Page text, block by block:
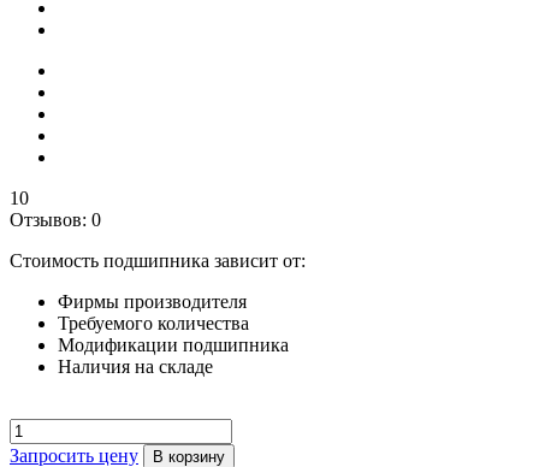
10
Отзывов: 0
Стоимость подшипника зависит от:
Фирмы производителя
Требуемого количества
Модификации подшипника
Наличия на складе
Запросить цену